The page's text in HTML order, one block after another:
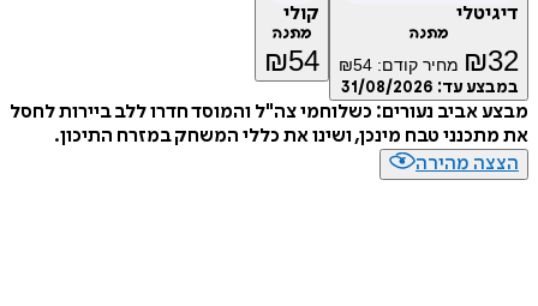
דיגיטלי
מתנה
₪32 מחיר קודם: ₪54
במבצע עד: 31/08/2026
קולי
מתנה
₪54
מבצע אביב נעורים: כשלוחמי צה"ל והמוסד חדרו ללב ביירות לחסל
את מתכנני טבח מינכן, ושינו את כללי המשחק במזרח התיכון.
הצצה מהירה